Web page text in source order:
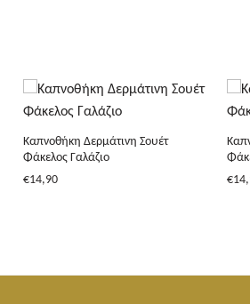
+
Καπνοθήκη Δερμάτινη Σουέτ
Φάκελος Γαλάζιο
€14,90
+
€